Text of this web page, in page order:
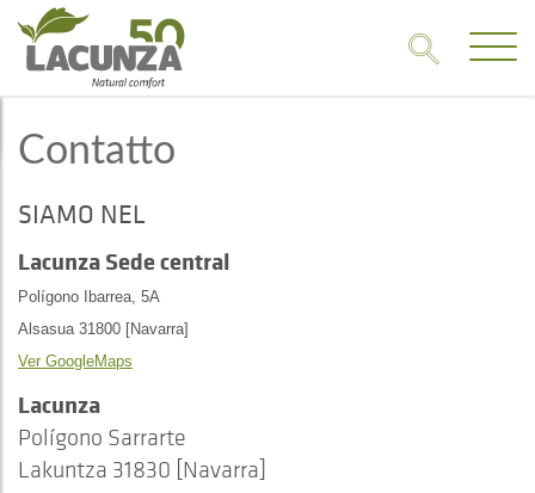
Contatto
SIAMO NEL
Lacunza Sede central​
Polígono Ibarrea, 5A
Alsasua 31800 [Navarra]
Ver GoogleMaps
Lacunza
Polígono Sarrarte
Lakuntza 31830 [Navarra]